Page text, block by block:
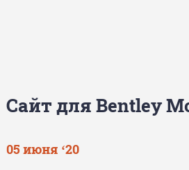
Сайт для Bentley
05 июня ‘20